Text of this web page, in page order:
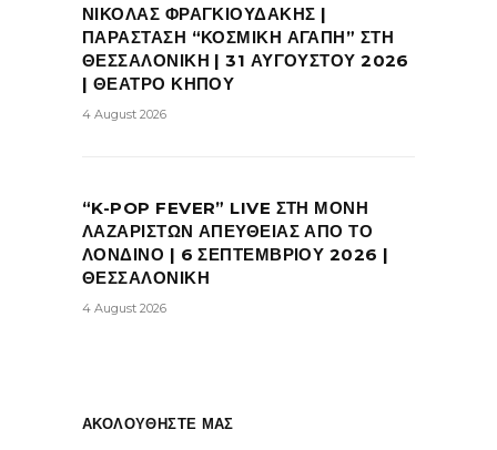
ΝΙΚΟΛΑΣ ΦΡΑΓΚΙΟΥΔΑΚΗΣ |
ΠΑΡΑΣΤΑΣΗ “ΚΟΣΜΙΚΗ ΑΓΑΠΗ” ΣΤΗ
ΘΕΣΣΑΛΟΝΙΚΗ | 31 ΑΥΓΟΥΣΤΟΥ 2026
| ΘΕΑΤΡΟ ΚΗΠΟΥ
4 August 2026
“K-POP FEVER” LIVE ΣΤΗ ΜΟΝΗ
ΛΑΖΑΡΙΣΤΩΝ ΑΠΕΥΘΕΙΑΣ ΑΠΟ ΤΟ
ΛΟΝΔΙΝΟ | 6 ΣΕΠΤΕΜΒΡΙΟΥ 2026 |
ΘΕΣΣΑΛΟΝΙΚΗ
4 August 2026
ΑΚΟΛΟΥΘΗΣΤΕ ΜΑΣ